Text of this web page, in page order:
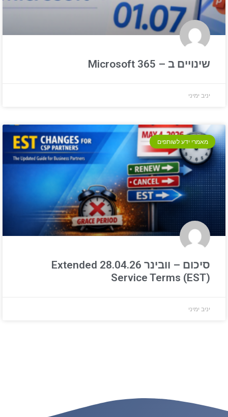
שינויים ב – Microsoft 365
יניב ימיני
מאמרי ידע לשותפים
סיכום – וובינר 28.04.26 Extended
Service Terms (EST)
יניב ימיני